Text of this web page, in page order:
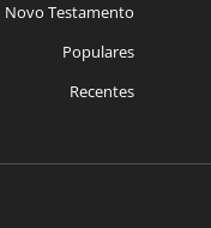
Novo Testamento
Populares
Recentes